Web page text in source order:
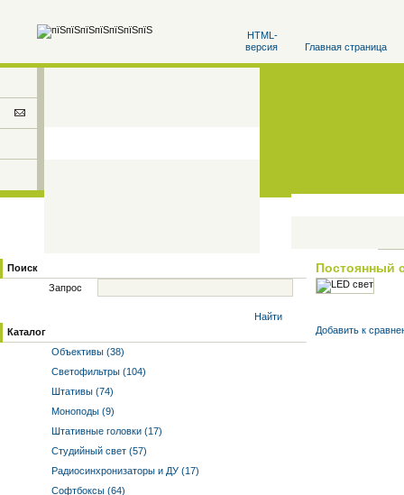
HTML-
версия
Главная страница
Поиск
Запрос
Найти
Каталог
Объективы (38)
Светофильтры (104)
Штативы (74)
Моноподы (9)
Штативные головки (17)
Студийный свет (57)
Радиосинхронизаторы и ДУ (17)
Софтбоксы (64)
Постоянный
Добавить к